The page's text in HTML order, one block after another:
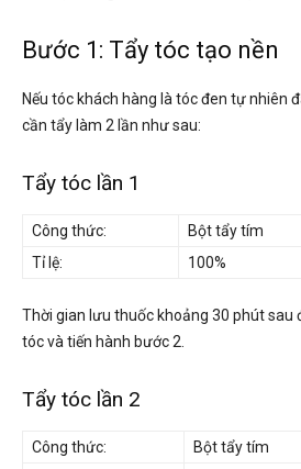
Bước 1: Tẩy tóc tạo nền
Nếu tóc khách hàng là tóc đen tự nhiên
cần tẩy làm 2 lần như sau:
Tẩy tóc lần 1
Công thức: Bột tẩy tím
Tỉ lệ:
100%
Thời gian lưu thuốc khoảng 30 phút sau
tóc và tiến hành bước 2.
Tẩy tóc lần 2
Công thức: Bột tẩy tím